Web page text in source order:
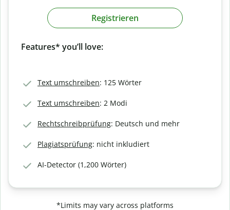
Registrieren
Features* you’ll love:
Text umschreiben: 125 Wörter
Text umschreiben: 2 Modi
Rechtschreibprüfung: Deutsch und mehr
Plagiatsprüfung: nicht inkludiert
AI-Detector (1,200 Wörter)
*Limits may vary across platforms